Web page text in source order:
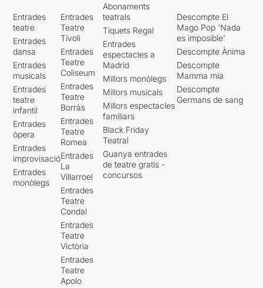
Entrades
teatre
Entrades
dansa
Entrades
musicals
Entrades
teatre
infantil
Entrades
òpera
Entrades
improvisació
Entrades
monòlegs
Entrades
Teatre
Tívoli
Entrades
Teatre
Coliseum
Entrades
Teatre
Borràs
Entrades
Teatre
Romea
Entrades
La
Villarroel
Entrades
Teatre
Condal
Entrades
Teatre
Victòria
Entrades
Teatre
Apolo
Abonaments
teatrals
Tiquets Regal
Entrades
espectacles a
Madrid
Millors monòlegs
Millors musicals
Millors espectacles
familiars
Black Friday
Teatral
Guanya entrades
de teatre gratis -
concursos
Descompte El
Mago Pop 'Nada
es imposible'
Descompte Ànima
Descompte
Mamma mia
Descompte
Germans de sang